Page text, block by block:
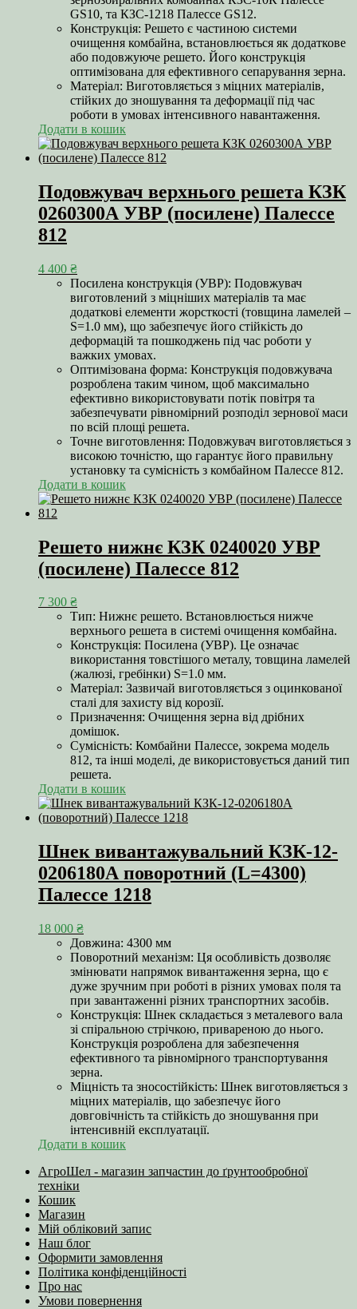
GS10, та КЗС-1218 Палессе GS12.
Конструкція: Решето є частиною системи
очищення комбайна, встановлюється як додаткове
або подовжуюче решето. Його конструкція
оптимізована для ефективного сепарування зерна.
Матеріал: Виготовляється з міцних матеріалів,
стійких до зношування та деформації під час
роботи в умовах інтенсивного навантаження.
Додати в кошик
Подовжувач верхнього решета КЗК
0260300А УВР (посилене) Палессе
812
4 400 ₴
Посилена конструкція (УВР): Подовжувач
виготовлений з міцніших матеріалів та має
додаткові елементи жорсткості (товщина ламелей –
S=1.0 мм), що забезпечує його стійкість до
деформацій та пошкоджень під час роботи у
важких умовах.
Оптимізована форма: Конструкція подовжувача
розроблена таким чином, щоб максимально
ефективно використовувати потік повітря та
забезпечувати рівномірний розподіл зернової маси
по всій площі решета.
Точне виготовлення: Подовжувач виготовляється з
високою точністю, що гарантує його правильну
установку та сумісність з комбайном Палессе 812.
Додати в кошик
Решето нижнє КЗК 0240020 УВР
(посилене) Палессе 812
7 300 ₴
Тип: Нижнє решето. Встановлюється нижче
верхнього решета в системі очищення комбайна.
Конструкція: Посилена (УВР). Це означає
використання товстішого металу, товщина ламелей
(жалюзі, гребінки) S=1.0 мм.
Матеріал: Зазвичай виготовляється з оцинкованої
сталі для захисту від корозії.
Призначення: Очищення зерна від дрібних
домішок.
Сумісність: Комбайни Палессе, зокрема модель
812, та інші моделі, де використовується даний тип
решета.
Додати в кошик
Шнек вивантажувальний КЗК-12-
0206180А поворотний (L=4300)
Палессе 1218
18 000 ₴
Довжина: 4300 мм
Поворотний механізм: Ця особливість дозволяє
змінювати напрямок вивантаження зерна, що є
дуже зручним при роботі в різних умовах поля та
при завантаженні різних транспортних засобів.
Конструкція: Шнек складається з металевого вала
зі спіральною стрічкою, привареною до нього.
Конструкція розроблена для забезпечення
ефективного та рівномірного транспортування
зерна.
Міцність та зносостійкість: Шнек виготовляється з
міцних матеріалів, що забезпечує його
довговічність та стійкість до зношування при
інтенсивній експлуатації.
Додати в кошик
АгроШел - магазин запчастин до ґрунтообробної
техніки
Кошик
Магазин
Мій обліковий запис
Наш блог
Оформити замовлення
Політика конфіденційності
Про нас
Умови повернення